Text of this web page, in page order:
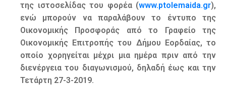
της ιστοσελίδας του φορέα (www.ptolemaida.gr),
ενώ μπορούν να παραλάβουν το έντυπο της
Οικονομικής Προσφοράς από το Γραφείο της
Οικονομικής Επιτροπής του Δήμου Εορδαίας, το
οποίο χορηγείται μέχρι μια ημέρα πριν από την
διενέργεια του διαγωνισμού, δηλαδή έως και την
Τετάρτη 27-3-2019.